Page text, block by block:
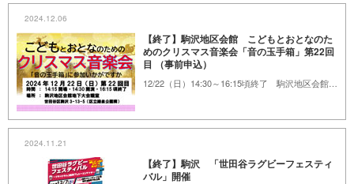
2024.12.06
【終了】駒沢地区会館 こどもとおとなのた
めのクリスマス音楽会「音の玉手箱」第22回
目 （事前申込）
2024.11.21
【終了】駒沢 「世田谷ラグビーフェスティ
バル」開催